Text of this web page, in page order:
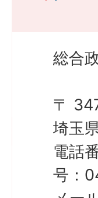
総合
〒
埼玉
電話
号：